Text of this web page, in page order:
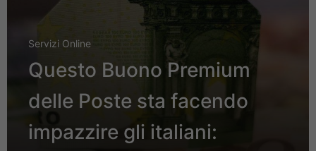
Servizi Online
Questo Buono Premium
delle Poste sta facendo
impazzire gli italiani: